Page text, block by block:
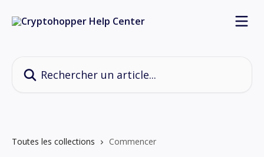
Toutes les collections Commencer